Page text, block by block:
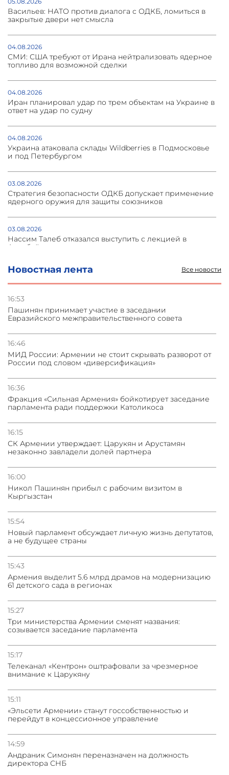
Новостная лента Все новости
16:53
Пашинян принимает участие в заседании
Евразийского межправительственного совета
16:46
МИД России: Армении не стоит скрывать разворот от
России под словом «диверсификация»
16:36
Фракция «Сильная Армения» бойкотирует заседание
парламента ради поддержки Католикоса
16:15
СК Армении утверждает: Царукян и Арустамян
незаконно завладели долей партнера
16:00
Никол Пашинян прибыл с рабочим визитом в
Кыргызстан
15:54
Новый парламент обсуждает личную жизнь депутатов,
а не будущее страны
15:43
Армения выделит 5.6 млрд драмов на модернизацию
61 детского сада в регионах
15:27
Три министерства Армении сменят названия:
созывается заседание парламента
15:17
Телеканал «Кентрон» оштрафовали за чрезмерное
внимание к Царукяну
15:11
«Эльсети Армении» станут госсобственностью и
перейдут в концессионное управление
14:59
Андраник Симонян переназначен на должность
директора СНБ
Васильев: НАТО против диалога с ОДКБ, ломиться в
закрытые двери нет смысла
04.08.2026
СМИ: США требуют от Ирана нейтрализовать ядерное
топливо для возможной сделки
04.08.2026
Иран планировал удар по трем объектам на Украине в
ответ на удар по судну
04.08.2026
Украина атаковала склады Wildberries в Подмосковье
и под Петербургом
03.08.2026
Стратегия безопасности ОДКБ допускает применение
ядерного оружия для защиты союзников
03.08.2026
Нассим Талеб отказался выступить с лекцией в
Азербайджане
31.07.2026
Сотрудничество и очереди – детали визита главы
31.07.2026
31.07.2026
условии прекращения огня